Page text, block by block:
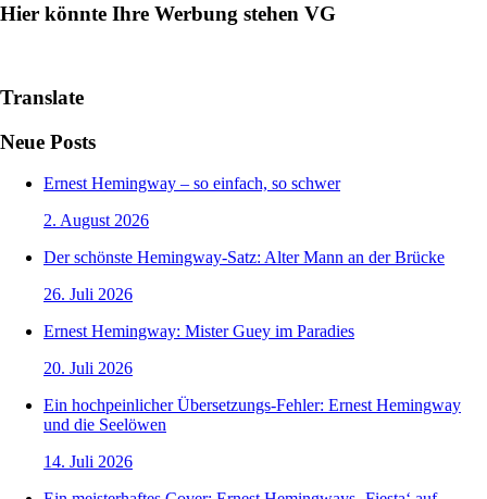
Hier könnte Ihre Werbung stehen VG
Translate
Neue Posts
Ernest Hemingway – so einfach, so schwer
2. August 2026
Der schönste Hemingway-Satz: Alter Mann an der Brücke
26. Juli 2026
Ernest Hemingway: Mister Guey im Paradies
20. Juli 2026
Ein hochpeinlicher Übersetzungs-Fehler: Ernest Hemingway
und die Seelöwen
14. Juli 2026